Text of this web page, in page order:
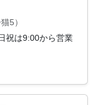
5）
祝は9:00から営業